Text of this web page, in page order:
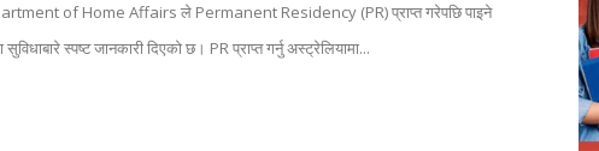
of Home Affairs ले Permanent Residency (PR) प्राप्त गरेपछि पाइने
स्पष्ट जानकारी दिएको छ। PR प्राप्त गर्नु अस्ट्रेलियामा...